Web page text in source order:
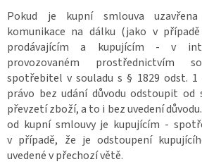
Pokud je kupní smlouva
komunikace na dálku (jako v
prodávajícím a kupujícím - v
provozovaném prostřednictvím
spotřebitel v souladu s § 1829 odst. 1
právo bez udání důvodu odstoupit od
převzetí zboží, a to i bez uvedení
od kupní smlouvy je kupujícím -
v případě, že je odstoupení
uvedené v přechozí větě.